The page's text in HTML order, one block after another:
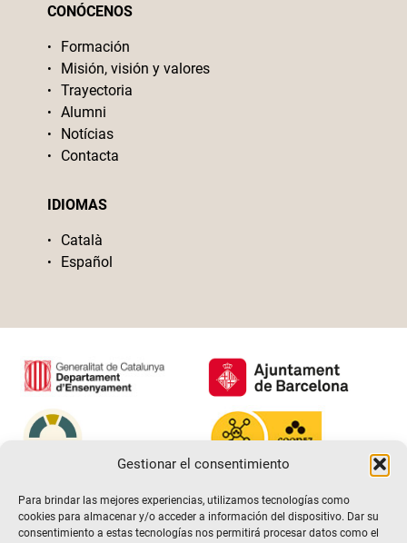
Gestionar el consentimiento
Para brindar las mejores experiencias, utilizamos tecnologías como
cookies para almacenar y/o acceder a información del dispositivo. Dar su
consentimiento a estas tecnologías nos permitirá procesar datos como el
CONÓCENOS
Formación
Misión, visión y valores
Trayectoria
Alumni
Notícias
Contacta
IDIOMAS
Català
Español